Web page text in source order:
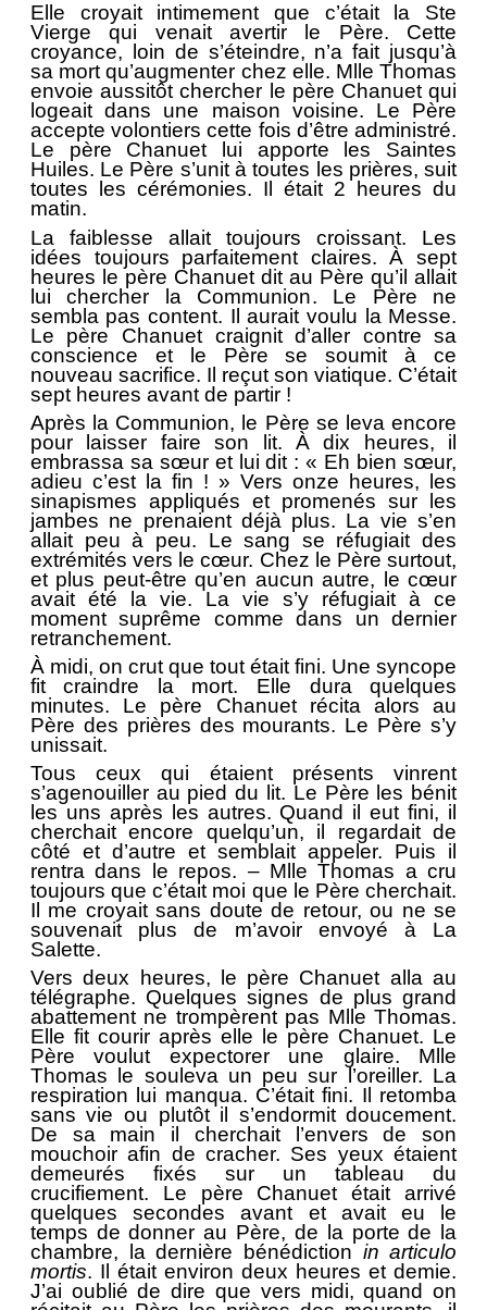
Elle croyait intimement que c’était la Ste
Vierge qui venait avertir le Père. Cette
croyance, loin de s’éteindre, n’a fait jusqu’à
sa mort qu’augmenter chez elle. Mlle Thomas
envoie aussitôt chercher le père Chanuet qui
logeait dans une maison voisine. Le Père
accepte volontiers cette fois d’être administré.
Le père Chanuet lui apporte les Saintes
Huiles. Le Père s’unit à toutes les prières, suit
toutes les cérémonies. Il était 2 heures du
matin.
La faiblesse allait toujours croissant. Les
idées toujours parfaitement claires. À sept
heures le père Chanuet dit au Père qu’il allait
lui chercher la Communion. Le Père ne
sembla pas content. Il aurait voulu la Messe.
Le père Chanuet craignit d’aller contre sa
conscience et le Père se soumit à ce
nouveau sacrifice. Il reçut son viatique. C’était
sept heures avant de partir !
Après la Communion, le Père se leva encore
pour laisser faire son lit. À dix heures, il
embrassa sa sœur et lui dit : « Eh bien sœur,
adieu c’est la fin ! » Vers onze heures, les
sinapismes appliqués et promenés sur les
jambes ne prenaient déjà plus. La vie s’en
allait peu à peu. Le sang se réfugiait des
extrémités vers le cœur. Chez le Père surtout,
et plus peut-être qu’en aucun autre, le cœur
avait été la vie. La vie s’y réfugiait à ce
moment suprême comme dans un dernier
retranchement.
À midi, on crut que tout était fini. Une syncope
fit craindre la mort. Elle dura quelques
minutes. Le père Chanuet récita alors au
Père des prières des mourants. Le Père s’y
unissait.
Tous ceux qui étaient présents vinrent
s’agenouiller au pied du lit. Le Père les bénit
les uns après les autres. Quand il eut fini, il
cherchait encore quelqu’un, il regardait de
côté et d’autre et semblait appeler. Puis il
rentra dans le repos. – Mlle Thomas a cru
toujours que c’était moi que le Père cherchait.
Il me croyait sans doute de retour, ou ne se
souvenait plus de m’avoir envoyé à La
Salette.
Vers deux heures, le père Chanuet alla au
télégraphe. Quelques signes de plus grand
abattement ne trompèrent pas Mlle Thomas.
Elle fit courir après elle le père Chanuet. Le
Père voulut expectorer une glaire. Mlle
Thomas le souleva un peu sur l’oreiller. La
respiration lui manqua. C’était fini. Il retomba
sans vie ou plutôt il s’endormit doucement.
De sa main il cherchait l’envers de son
mouchoir afin de cracher. Ses yeux étaient
demeurés fixés sur un tableau du
crucifiement. Le père Chanuet était arrivé
quelques secondes avant et avait eu le
temps de donner au Père, de la porte de la
chambre, la dernière bénédiction in articulo
mortis. Il était environ deux heures et demie.
J’ai oublié de dire que vers midi, quand on